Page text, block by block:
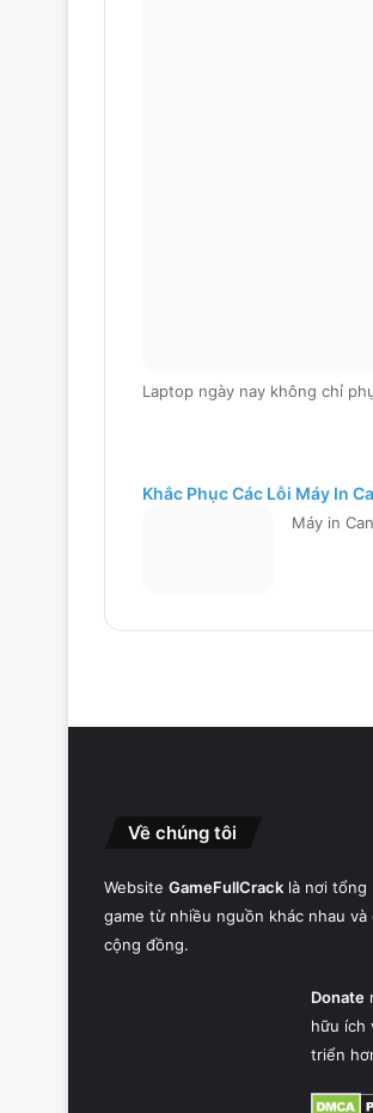
Laptop ngày nay không chỉ
Khắc Phục Các Lỗi Máy In
Máy in
Về chúng tôi
Website GameFullCrack là nơi tổng
game từ nhiều nguồn khác nhau
cộng đồng.
Donate
hữu ích
triển